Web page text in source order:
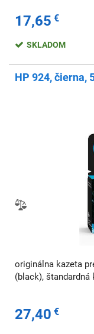
17,65 €
SKLADOM
HP 924, čierna,
originálna kazeta
(black), štandardná
27,40 €